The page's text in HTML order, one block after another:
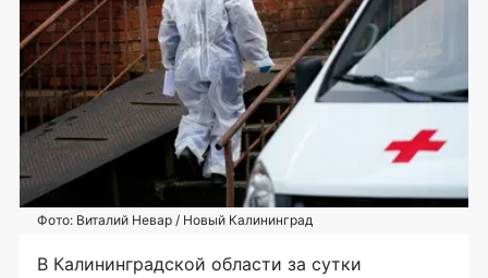
Фото: Виталий Невар / Новый Калининград
В Калининградской области за сутки